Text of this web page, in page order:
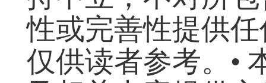
性或完善性提供
仅供读者参考。•
网友跟帖 共0条 登录名： 密码： 匿名发布 验